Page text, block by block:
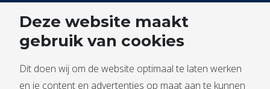
Service
Contact
Deze website maakt
gebruik van cookies
Dit doen wij om de website optimaal te laten werken
en je content en advertenties op maat aan te kunnen